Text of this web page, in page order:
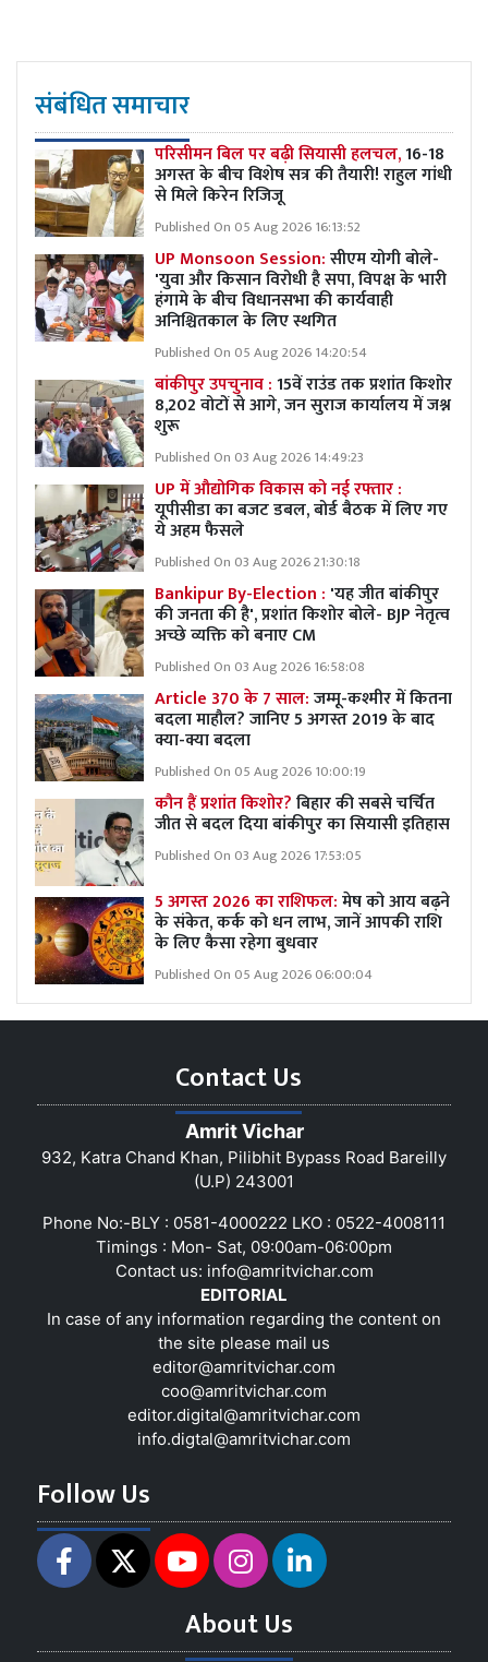
संबंधित समाचार
परिसीमन बिल पर बढ़ी सियासी हलचल,16-18
अगस्त के बीच विशेष सत्र की तैयारी! राहुल गांधी
से मिले किरेन रिजिजू
Published On 05 Aug 2026 16:13:52
UP Monsoon Session:सीएम योगी बोले-
'युवा और किसान विरोधी है सपा, विपक्ष के भारी
हंगामे के बीच विधानसभा की कार्यवाही
अनिश्चितकाल के लिए स्थगित
Published On 05 Aug 2026 14:20:54
बांकीपुर उपचुनाव :15वें राउंड तक प्रशांत किशोर
8,202 वोटों से आगे, जन सुराज कार्यालय में जश्न
शुरू
Published On 03 Aug 2026 14:49:23
UP में औद्योगिक विकास को नई रफ्तार :
यूपीसीडा का बजट डबल, बोर्ड बैठक में लिए गए
ये अहम फैसले
Published On 03 Aug 2026 21:30:18
Bankipur By-Election : 'यह जीत बांकीपुर
की जनता की है', प्रशांत किशोर बोले- BJP नेतृत्व
अच्छे व्यक्ति को बनाए CM
Published On 03 Aug 2026 16:58:08
Article 370 के 7 साल:जम्मू-कश्मीर में कितना
बदला माहौल? जानिए 5 अगस्त 2019 के बाद
क्या-क्या बदला
Published On 05 Aug 2026 10:00:19
कौन हैं प्रशांत किशोर?बिहार की सबसे चर्चित
जीत से बदल दिया बांकीपुर का सियासी इतिहास
Published On 03 Aug 2026 17:53:05
5 अगस्त 2026 का राशिफल:मेष को आय बढ़ने
के संकेत, कर्क को धन लाभ, जानें आपकी राशि
के लिए कैसा रहेगा बुधवार
Published On 05 Aug 2026 06:00:04
Contact Us
Amrit Vichar
932, Katra Chand Khan, Pilibhit Bypass Road Bareilly
(U.P) 243001
Phone No:-BLY : 0581-4000222 LKO : 0522-4008111
Timings : Mon- Sat, 09:00am-06:00pm
Contact us: info@amritvichar.com
EDITORIAL
In case of any information regarding the content on
the site please mail us
editor@amritvichar.com
coo@amritvichar.com
editor.digital@amritvichar.com
info.digtal@amritvichar.com
Follow Us
About Us